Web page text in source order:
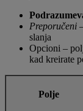
Preporučeni
slanja
Opcioni –
kad kreirate
Polje